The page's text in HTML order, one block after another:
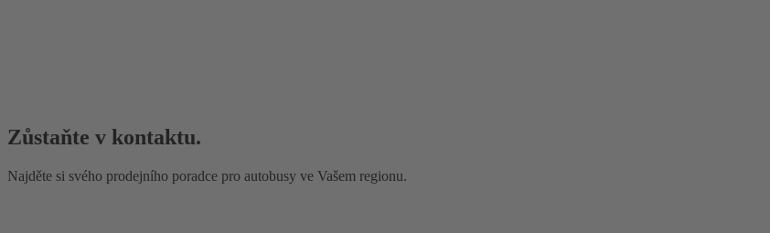
Zůstaňte v kontaktu.
Najděte si svého prodejního poradce pro autobusy ve Vašem regionu.